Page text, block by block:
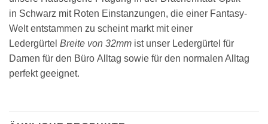
in Schwarz mit Roten Einstanzungen, die einer Fantasy-
Welt entstammen zu scheint markt mit einer
Ledergürtel Breite von 32mm ist unser Ledergürtel für
Damen für den Büro Alltag sowie für den normalen Alltag
perfekt geeignet.